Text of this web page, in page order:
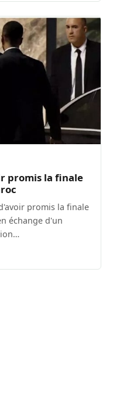
promis la finale
promis la finale
échange d'un